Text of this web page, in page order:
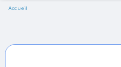
Accueil